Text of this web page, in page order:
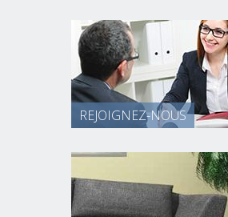
REJOIGNEZ-NOUS